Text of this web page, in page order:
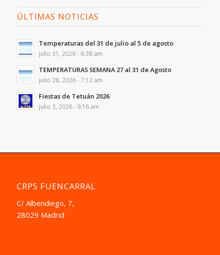
ÚLTIMAS NOTICIAS
Temperaturas del 31 de julio al 5 de agosto
julio 31, 2026 - 6:38 am
TEMPERATURAS SEMANA 27 al 31 de Agosto
julio 28, 2026 - 7:12 am
Fiestas de Tetuán 2026
julio 3, 2026 - 9:16 am
CRPS FUENCARRAL
C/ Albendiego, 7,
28029 Madrid